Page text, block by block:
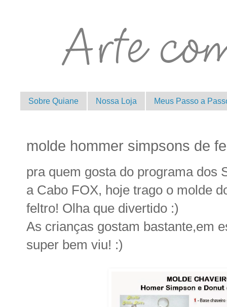
Sobre Quiane Nossa Loja Meus Passo a
molde hommer simpsons de
pra quem gosta do programa dos
a Cabo FOX, hoje trago o molde
feltro! Olha que divertido :)
As crianças gostam bastante,em
super bem viu! :)